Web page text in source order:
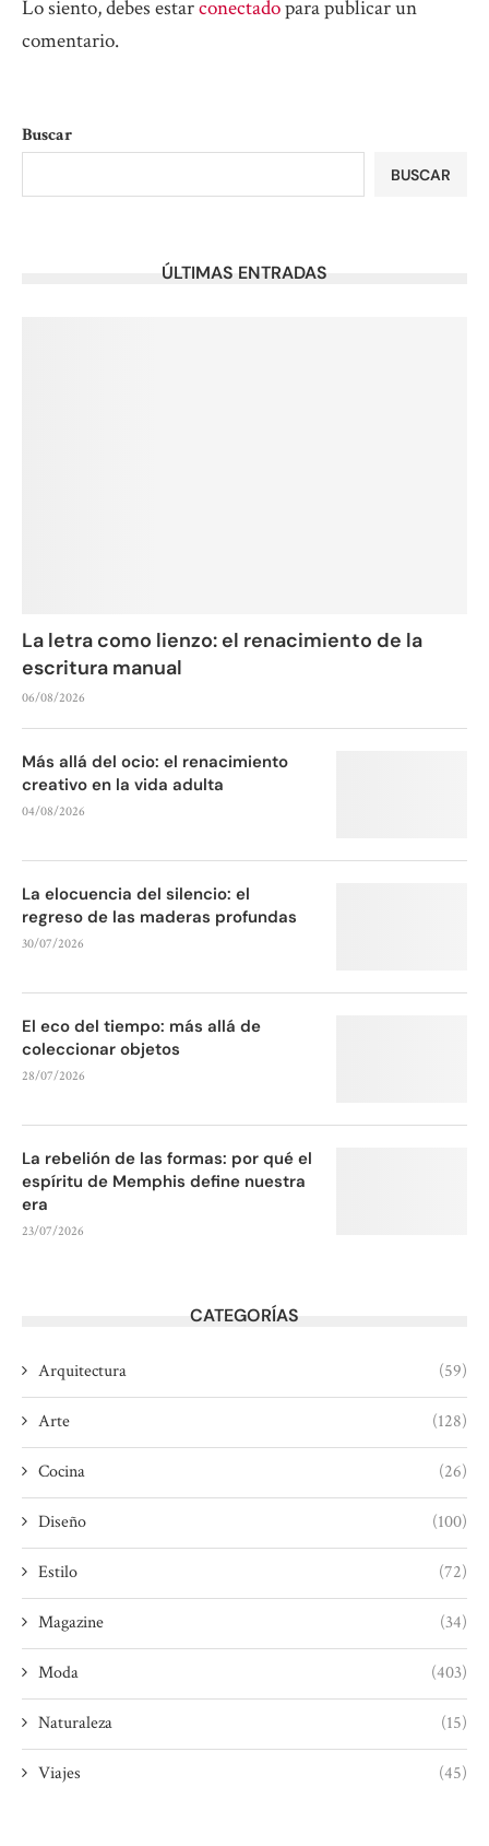
Lo siento, debes estarconectadopara publicar un
comentario.
Buscar
BUSCAR
ÚLTIMAS ENTRADAS
La letra como lienzo: el renacimiento de la
escritura manual
06/08/2026
Más allá del ocio: el renacimiento
creativo en la vida adulta
04/08/2026
La elocuencia del silencio: el
regreso de las maderas profundas
30/07/2026
El eco del tiempo: más allá de
coleccionar objetos
28/07/2026
La rebelión de las formas: por qué el
espíritu de Memphis define nuestra
era
23/07/2026
CATEGORÍAS
Arquitectura (59)
Arte (128)
Cocina (26)
Diseño (100)
Estilo (72)
Magazine (34)
Moda (403)
Naturaleza (15)
Viajes (45)